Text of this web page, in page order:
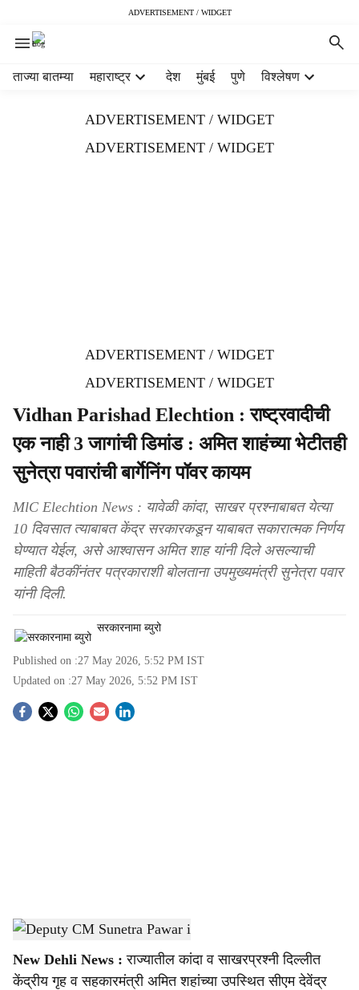
ADVERTISEMENT / WIDGET
ताज्या बातम्या महाराष्ट्र देश मुंबई पुणे विश्लेषण
ADVERTISEMENT / WIDGET
ADVERTISEMENT / WIDGET
ADVERTISEMENT / WIDGET
ADVERTISEMENT / WIDGET
Vidhan Parishad Elechtion : राष्ट्रवादीची
एक नाही 3 जागांची डिमांड : अमित शाहंच्या भेटीतही
सुनेत्रा पवारांची बार्गेनिंग पॉवर कायम
MlC Elechtion News : यावेळी कांदा, साखर प्रश्नाबाबत येत्या
10 दिवसात त्याबाबत केंद्र सरकारकडून याबाबत सकारात्मक निर्णय
घेण्यात येईल, असे आश्वासन अमित शाह यांनी दिले असल्याची
माहिती बैठकींनंतर पत्रकाराशी बोलताना उपमुख्यमंत्री सुनेत्रा पवार
यांनी दिली.
सरकारनामा ब्युरो
Published on :27 May 2026, 5:52 PM IST
Updated on :27 May 2026, 5:52 PM IST
S
a
Deputy CM Sunetra Pawar-Sarkarnama
New Dehli News : राज्यातील कांदा व साखरप्रश्नी दिल्लीत
केंद्रीय गृह व सहकारमंत्री अमित शहांच्या उपस्थित सीएम देवेंद्र